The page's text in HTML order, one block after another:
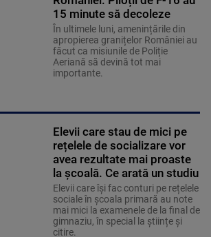
15 minute să decoleze
În ultimele luni, amenințările din
apropierea granițelor României au
făcut ca misiunile de Poliție
Aeriană să devină tot mai
importante.
Elevii care stau de mici pe
rețelele de socializare vor
avea rezultate mai proaste
la școală. Ce arată un studiu
Elevii care îşi fac conturi pe rețelele
sociale în școala primară au note
mai mici la examenele de la final de
gimnaziu, în special la științe și
citire.